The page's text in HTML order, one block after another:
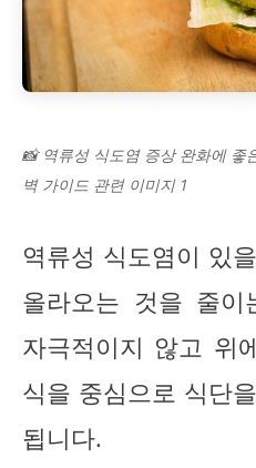
📸 역류성 식도염 증상 완화에 좋
벽 가이드 관련 이미지 1
역류성 식도염이 있
올라오는 것을 줄이
자극적이지 않고 위
식을 중심으로 식단
됩니다.